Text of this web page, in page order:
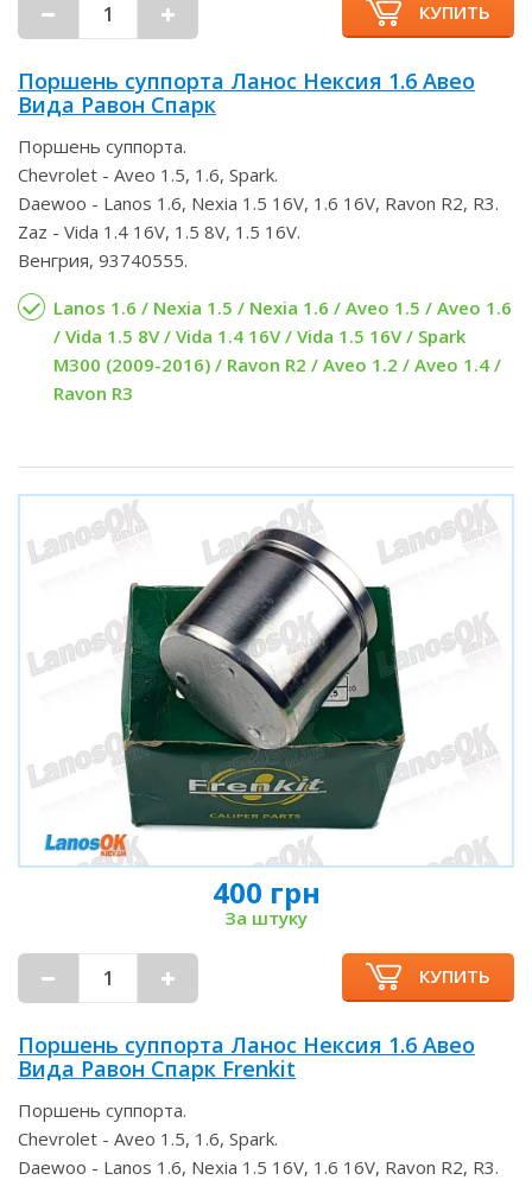
КУПИТЬ
Поршень суппорта Ланос Нексия 1.6 Авео
Вида Равон Спарк
Поршень суппорта.
Chevrolet - Aveo 1.5, 1.6, Spark.
Daewoo - Lanos 1.6, Nexia 1.5 16V, 1.6 16V, Ravon R2, R3.
Zaz - Vida 1.4 16V, 1.5 8V, 1.5 16V.
Венгрия, 93740555.
Lanos 1.6 / Nexia 1.5 / Nexia 1.6 / Aveo 1.5 / Aveo 1.6
/ Vida 1.5 8V / Vida 1.4 16V / Vida 1.5 16V / Spark
M300 (2009-2016) / Ravon R2 / Aveo 1.2 / Aveo 1.4 /
Ravon R3
400 грн
За штуку
КУПИТЬ
Поршень суппорта Ланос Нексия 1.6 Авео
Вида Равон Спарк Frenkit
Поршень суппорта.
Chevrolet - Aveo 1.5, 1.6, Spark.
Daewoo - Lanos 1.6, Nexia 1.5 16V, 1.6 16V, Ravon R2, R3.